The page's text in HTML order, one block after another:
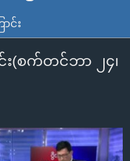
င်း
း(စက်တင်ဘာ ၂၄၊